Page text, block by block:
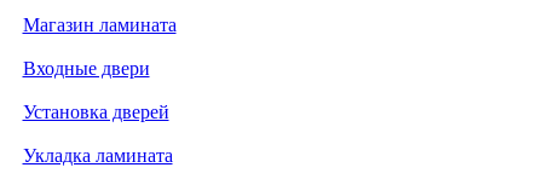
Магазин ламината
Входные двери
Установка дверей
Укладка ламината